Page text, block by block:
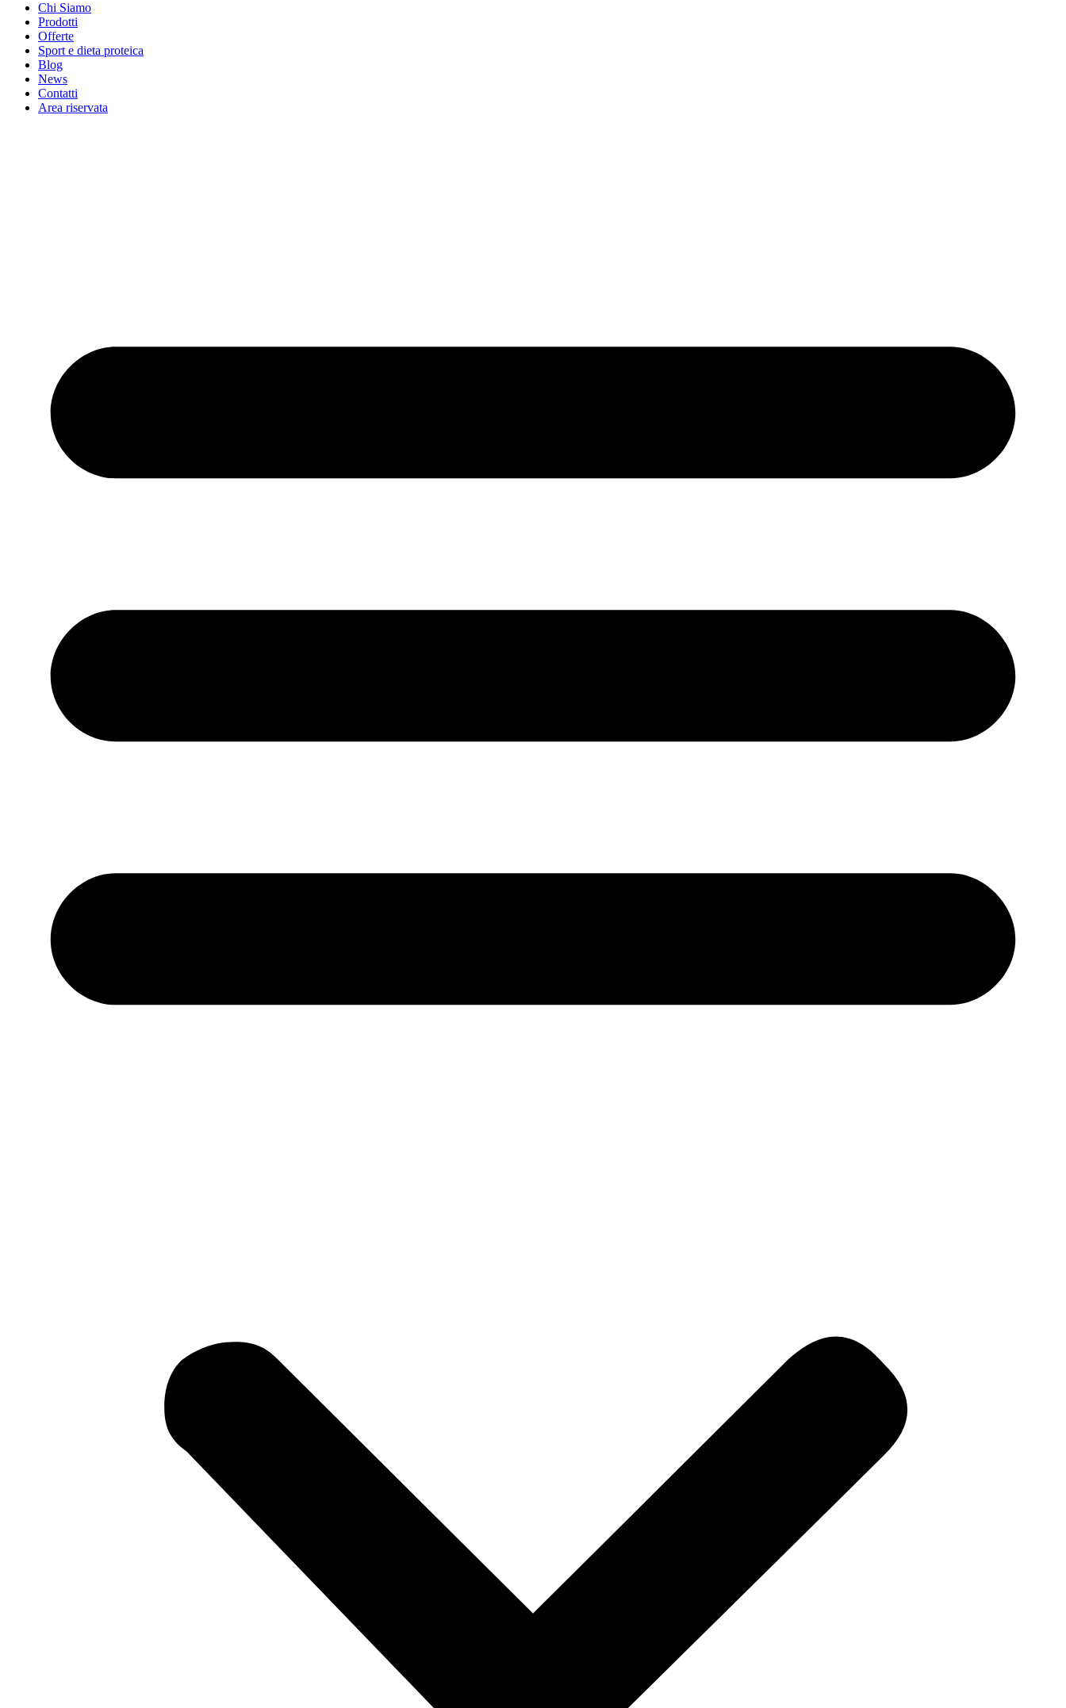
Chi Siamo
Prodotti
Offerte
Sport e dieta proteica
Blog
News
Contatti
Area riservata